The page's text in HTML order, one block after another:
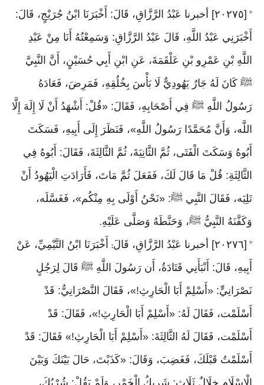
°
[٢٠٢٧٥] أخبرنا عَبْدُ الرَّزَّاقِ، قَالَ: أَخْبَرَنَا ابْنُ جُرَيْجٍ، قَالَ:
أَخْبَرَنِي عَبْدُ اللَّهِ، قَالَ عَبْدُ الرَّزَّاقِ: وَسَمِعْتُهُ أَنَا مِنْ عَبْدِ
اللَّهِ بْنِ عَمْرِو بْنِ عَلْقَمَةَ، عَنِ ابْنِ أَبِي حُسَيْنٍ، أَنَّ النَّبِيَّ
ﷺ كَانَ لَهُ جَارٌ يَهُودِيٌّ لَا بَأْسَ بِخُلُقِهِ، فَمَرِضَ، فَعَادَهُ
رَسُولُ اللَّهِ ﷺ فِي أَصْحَابِهِ، فَقَالَ: «قُلْ: أَشْهَدُ أَنْ لَا إِلَهَ إِلَّا
اللَّه، وَأَنَّ مُحَمَّدًا رَسُولُ اللَّهِ»، فَنَظَرَ إِلَى أَبِيهِ، فَسَكَتَ
أَبُوهُ وَسَكَتَ الْفَتَى، ثُمَّ الثَّانِيَةَ، ثُمَّ الثَّالِثَةَ، فَقَالَ: أَبُوهُ فِي
الثَّالِثَةِ: قُلْ مَا قَالَ لَكَ، فَفَعَلَ ثُمَّ مَاتَ، فَأَرَادَتِ الْيَهُودُ أَنْ
تَلِيَه، فَقَالَ النَّبِي ﷺ: «نَحْنُ أَوْلَى بِهِ مِنْكُم»، فَغَسَّلَه،
وَكَفَّنَهُ النَّبِيُّ ﷺ، وَحَنَّطَهُ وَصَلَّى عَلَيْهِ.
° [٢٠٢٧٦] أخبرنا عَبْدُ الرَّزَّاقِ، قَالَ :
أَخْبَرَنَا ابْنُ التَّيْمِيِّ، عَنْ
أَبِيهِ، قَالَ: أَنْبَأَنِي قَتَادَةُ، أَن رَسُولَ اللَّهِ ﷺ قَالَ لِرَجُلٍ
نَصْرَانِيٍّ: «أَسْلِمْ أَبَا الْحَارِثِ!»، فَقَالَ النَّصْرَانِيُّ: قَدْ
أَسْلَمْت، فَقَالَ لَهُ: «أَسْلِمْ أَبَا الْحَارِثِ!»، فَقَالَ: قَدْ
أَسْلَمْت، فَقَالَ لَهُ الثَّالِثَةَ: «أَسْلِمْ أَبَا الْحَارِثِ!» فَقَالَ: قَدْ
أَسْلَمْتُ قَبْلَكَ، فَغَضِبَ، وَقَالَ: «كَذَبْتَ، حَالَ بَيْنَكَ وَبَيْنَ
الْإِسْلَامِ خِلَالٌ ثَلَاث: شَرِيكُ الْخَمْرِ، وَلَمْ يَقُلْ: شُرْبُكَ،